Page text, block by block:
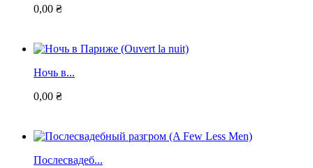
0,00 ₴
Ночь в...
0,00 ₴
Послесвадеб...